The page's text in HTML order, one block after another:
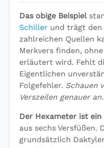
Das obige Beispiel
Schiller und trägt
zahlreichen Quellen
Merkvers finden,
erläutert wird. Fehlt
Eigentlichen
Folgefehler. Schauen
Verszeilen genauer an.
Der Hexameter ist ein
aus sechs Versfüßen.
grundsätzlich